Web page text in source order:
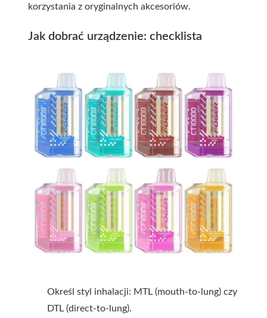
korzystania z oryginalnych akcesoriów.
Jak dobrać urządzenie: checklista
Określ styl inhalacji: MTL (mouth-to-lung) czy
DTL (direct-to-lung).